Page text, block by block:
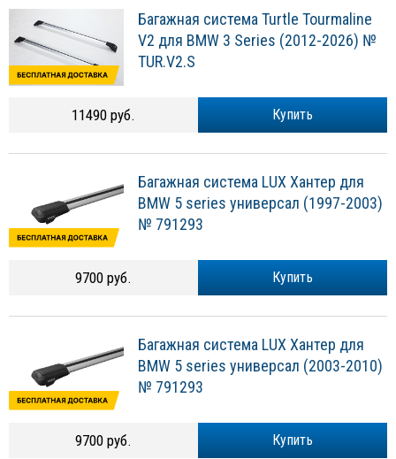
Багажная система Turtle Tourmaline
V2 для BMW 3 Series (2012-2026) №
TUR.V2.S
Купить
11490 руб.
Багажная система LUX Хантер для
BMW 5 series универсал (1997-2003)
№ 791293
Купить
9700 руб.
Багажная система LUX Хантер для
BMW 5 series универсал (2003-2010)
№ 791293
Купить
9700 руб.